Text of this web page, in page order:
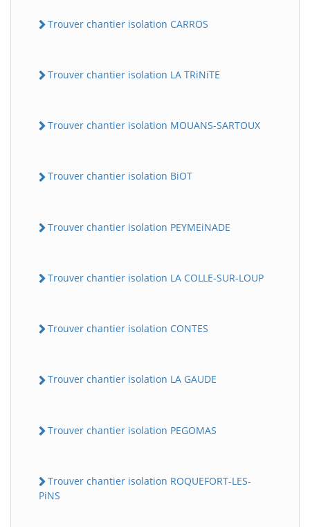
Trouver chantier isolation CARROS
Trouver chantier isolation LA TRiNiTE
Trouver chantier isolation MOUANS-SARTOUX
Trouver chantier isolation BiOT
Trouver chantier isolation PEYMEiNADE
Trouver chantier isolation LA COLLE-SUR-LOUP
Trouver chantier isolation CONTES
Trouver chantier isolation LA GAUDE
Trouver chantier isolation PEGOMAS
Trouver chantier isolation ROQUEFORT-LES-
PiNS